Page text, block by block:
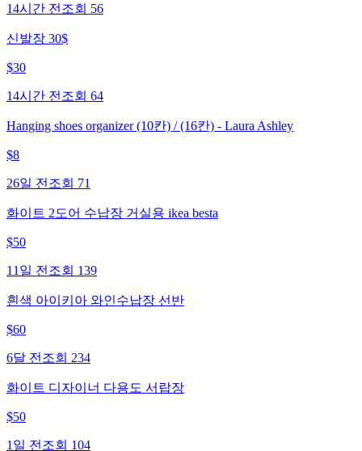
14시간 전 조회 56
신발장 30$
$30
14시간 전 조회 64
Hanging shoes organizer (10칸) / (16칸) - Laura Ashley
$8
26일 전 조회 71
화이트 2도어 수납장 거실용 ikea besta
$50
11일 전 조회 139
흰색 아이키아 와인수납장 선반
$60
6달 전 조회 234
화이트 디자이너 다용도 서랍장
$50
1일 전 조회 104